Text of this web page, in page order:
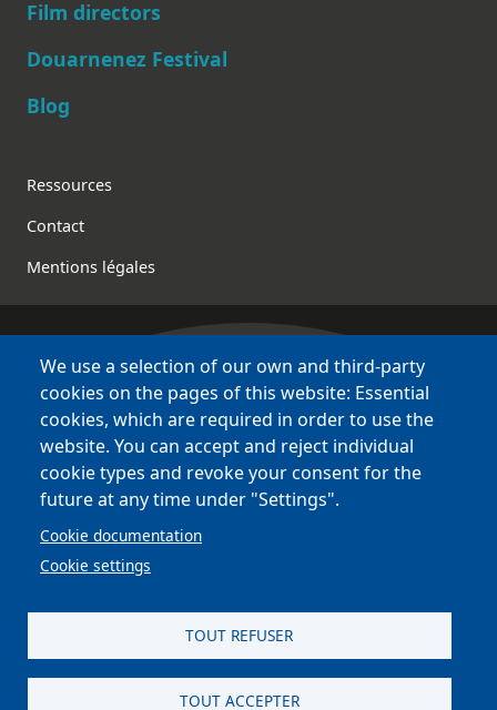
Main navigation
Film directors
Douarnenez Festival
Blog
Footer
Ressources
Contact
Mentions légales
Bretagne Culture Diversité
various websites !
Sites
BCD
Bazhvalan
Bécédia
BED
PCI
We use a selection of our own and third-party
cookies on the pages of this website: Essential
cookies, which are required in order to use the
website. You can accept and reject individual
cookie types and revoke your consent for the
future at any time under "Settings".
Cookie documentation
Cookie settings
TOUT REFUSER
TOUT ACCEPTER
Astraga